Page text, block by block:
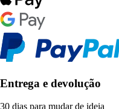
Entrega e devolução
30 dias para mudar de ideia